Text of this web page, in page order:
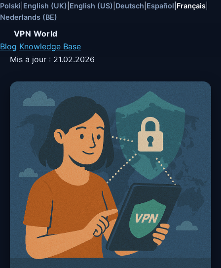
Polski English (UK) English (US) Deutsch Español Français
Nederlands (BE)
VPN World
Blog Knowledge Base
Mis à jour :21.02.2026